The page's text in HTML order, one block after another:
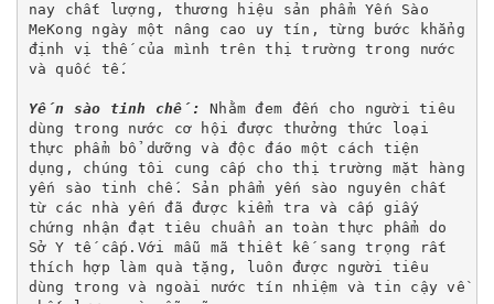
nay chất lượng, thương hiệu sản phẩm Yến Sào
MeKong ngày một nâng cao uy tín, từng bước khẳng
định vị thế của mình trên thị trường trong nước
và quốc tế.
Yến sào tinh chế:
Nhằm đem đến cho người tiêu
dùng trong nước cơ hội được thưởng thức loại
thực phẩm bổ dưỡng và độc đáo một cách tiện
dụng, chúng tôi cung cấp cho thị trường mặt hàng
yến sào tinh chế. Sản phẩm yến sào nguyên chất
từ các nhà yến đã được kiểm tra và cấp giấy
chứng nhận đạt tiêu chuẩn an toàn thực phẩm do
Sở Y tế cấp.Với mẫu mã thiết kế sang trọng rất
thích hợp làm quà tặng, luôn được người tiêu
dùng trong và ngoài nước tín nhiệm và tin cậy về